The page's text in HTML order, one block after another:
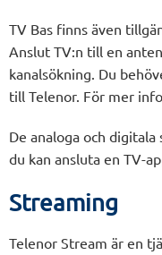
TV Bas finns även
Anslut TV:n till en
kanalsökning. Du
till Telenor. För mer
De analoga och
du kan ansluta en TV-
Streaming
Telenor Stream är en